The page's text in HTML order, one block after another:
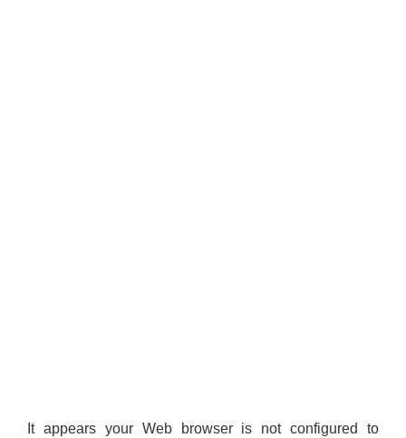
It appears your Web browser is not configured to